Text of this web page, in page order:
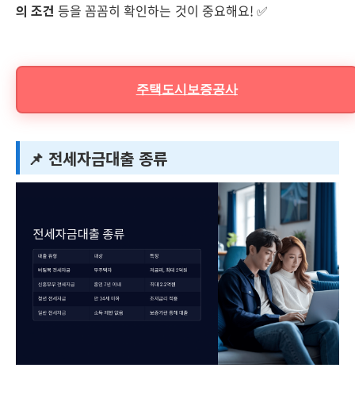
의 조건 등을 꼼꼼히 확인하는 것이 중요해요! ✅
주택도시보증공사
📌 전세자금대출 종류